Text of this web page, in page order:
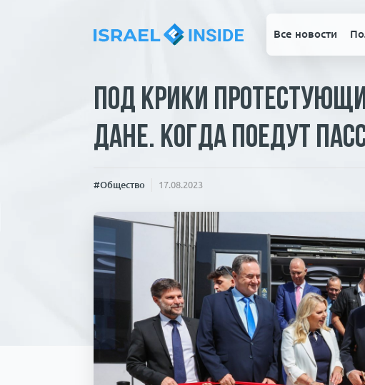
Все новости
Под крики
Дане. Когда поедут
#Общество 17.08.2023